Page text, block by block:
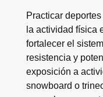
Practicar
la actividad física
fortalecer el
resistencia y
exposición a
snowboard o